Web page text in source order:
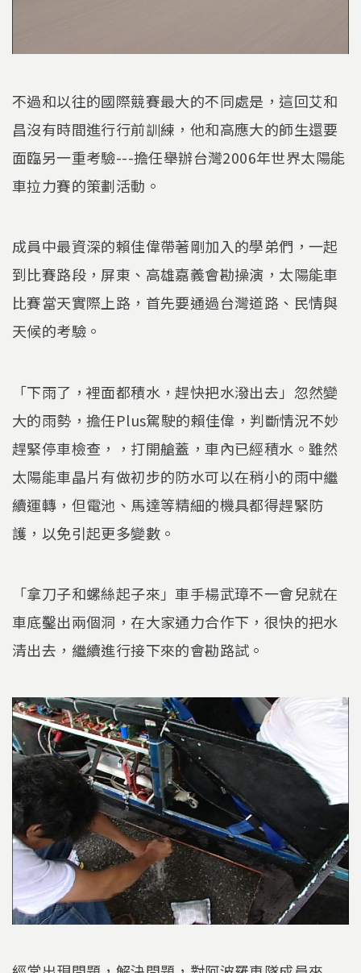
不過和以往的國際競賽最大的不同處是，這回艾和
昌沒有時間進行行前訓練，他和高應大的師生還要
面臨另一重考驗---擔任舉辦台灣2006年世界太陽能
車拉力賽的策劃活動。
成員中最資深的賴佳偉帶著剛加入的學弟們，一起
到比賽路段，屏東、高雄嘉義會勘操演，太陽能車
比賽當天實際上路，首先要通過台灣道路、民情與
天候的考驗。
「下雨了，裡面都積水，趕快把水潑出去」忽然變
大的雨勢，擔任Plus駕駛的賴佳偉，判斷情況不妙
趕緊停車檢查，，打開艙蓋，車內已經積水。雖然
太陽能車晶片有做初步的防水可以在稍小的雨中繼
續運轉，但電池、馬達等精細的機具都得趕緊防
護，以免引起更多變數。
「拿刀子和螺絲起子來」車手楊武璋不一會兒就在
車底鑿出兩個洞，在大家通力合作下，很快的把水
清出去，繼續進行接下來的會勘路試。